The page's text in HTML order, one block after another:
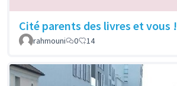
Cité parents des livres et vous !
rahmouni
0 14